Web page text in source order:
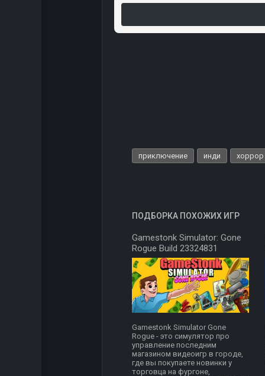
приключение инди хоррор
ПОДБОРКА ПОХОЖИХ ИГР
Gamestonk Simulator: Gone
Rogue Build 23324831
Gamestonk Simulator Gone
Rogue - это симулятор про
управление последним
магазином видеоигр в городе,
где вы покупаете новинки у
торговца на фургоне,